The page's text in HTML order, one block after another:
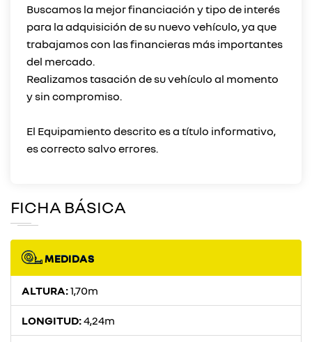
Buscamos la mejor financiación y tipo de interés
para la adquisición de su nuevo vehículo, ya que
trabajamos con las financieras más importantes
del mercado.
Realizamos tasación de su vehículo al momento
y sin compromiso.
El Equipamiento descrito es a título informativo,
FICHA BÁSICA
MEDIDAS
ALTURA:1,70m
LONGITUD:4,24m